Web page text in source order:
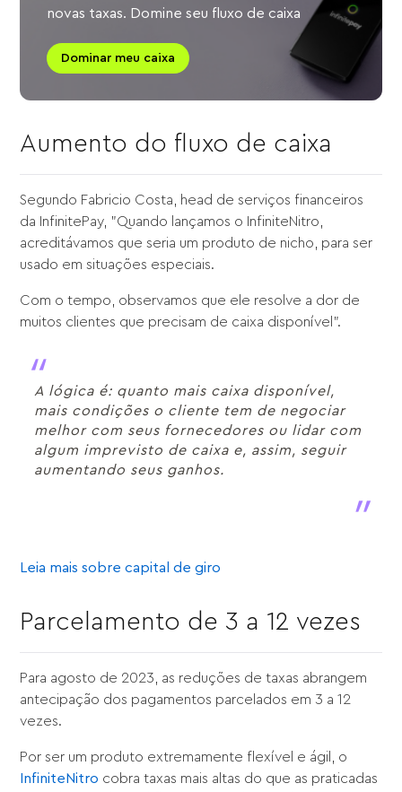
novas taxas. Domine seu fluxo de caixa
Dominar meu caixa
Aumento do fluxo de caixa
Segundo Fabricio Costa, head de serviços financeiros
da InfinitePay, "Quando lançamos o InfiniteNitro,
acreditávamos que seria um produto de nicho, para ser
usado em situações especiais.
Com o tempo, observamos que ele resolve a dor de
muitos clientes que precisam de caixa disponível".
A lógica é: quanto mais caixa disponível,
mais condições o cliente tem de negociar
melhor com seus fornecedores ou lidar com
algum imprevisto de caixa e, assim, seguir
aumentando seus ganhos.
Leia mais sobre capital de giro
Parcelamento de 3 a 12 vezes
Para agosto de 2023, as reduções de taxas abrangem
antecipação dos pagamentos parcelados em 3 a 12
vezes.
Por ser um produto extremamente flexível e ágil, o
InfiniteNitro cobra taxas mais altas do que as praticadas